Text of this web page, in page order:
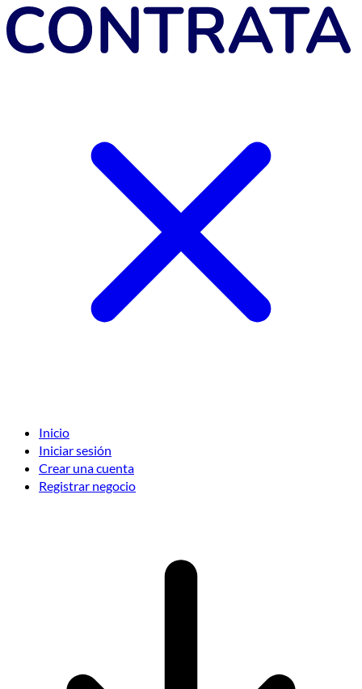
Inicio
Iniciar sesión
Crear una cuenta
Registrar negocio